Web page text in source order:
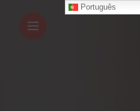
Português